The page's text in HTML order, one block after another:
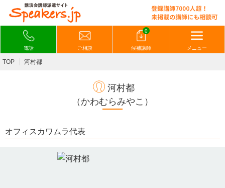
電話 ご相談
0
候補講師 メニュー
TOP 河村都
河村都
（かわむらみやこ）
オフィスカワムラ代表